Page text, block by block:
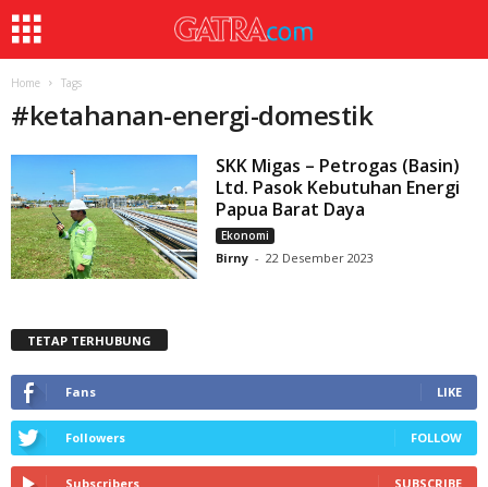
Home Tags
#ketahanan-energi-domestik
SKK Migas – Petrogas (Basin)
Ltd. Pasok Kebutuhan Energi
Papua Barat Daya
Ekonomi
Birny - 22 Desember 2023
TETAP TERHUBUNG
Fans LIKE
Followers FOLLOW
Subscribers SUBSCRIBE